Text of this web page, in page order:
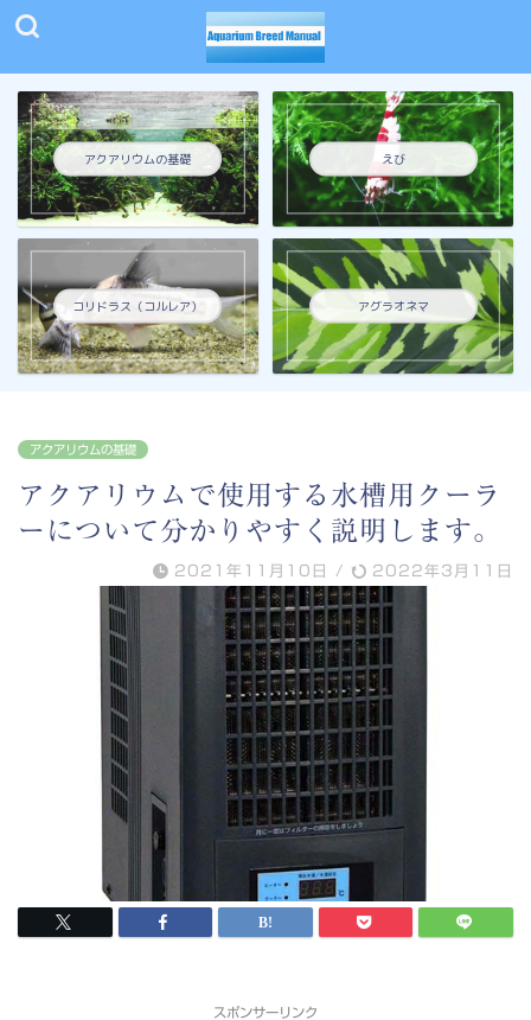
アクアリウムの基礎 えび
コリドラス（コルレア） アグラオネマ
アクアリウムの基礎
アクアリウムで使用する水槽用クーラ
ーについて分かりやすく説明します。
2021年11月10日 / 2022年3月11日
スポンサーリンク